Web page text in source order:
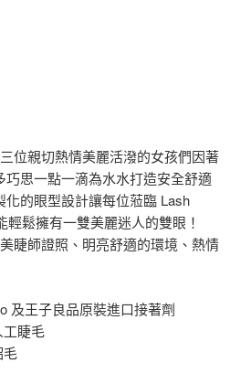
位親切熱情美麗活潑的女孩們因著
巧思一點一滴為水水打造安全舒適
的眼型設計讓每位蒞臨 Lash
輕鬆擁有一雙美麗迷人的雙眼！
睫師證照、明亮舒適的環境、熱情
及王子良品原裝進口接著劑
睫毛
毛